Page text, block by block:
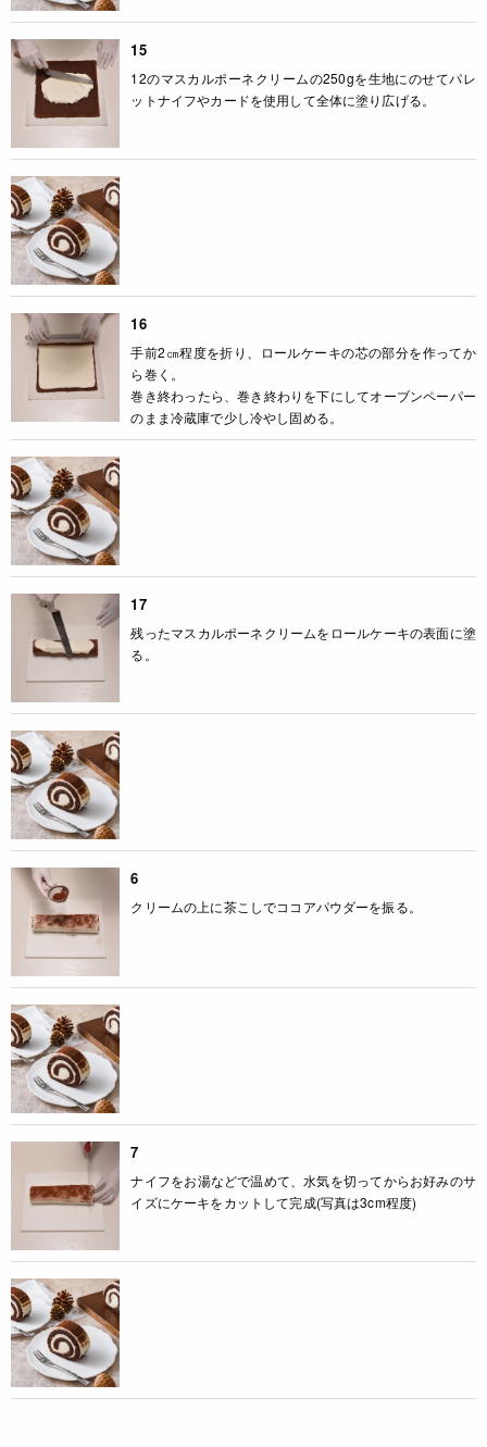
15
12のマスカルポーネクリームの250gを生地にのせてパレ
ットナイフやカードを使用して全体に塗り広げる。
16
手前2㎝程度を折り、ロールケーキの芯の部分を作ってか
ら巻く。
巻き終わったら、巻き終わりを下にしてオーブンペーパー
のまま冷蔵庫で少し冷やし固める。
17
残ったマスカルポーネクリームをロールケーキの表面に塗
る。
6
クリームの上に茶こしでココアパウダーを振る。
7
ナイフをお湯などで温めて、水気を切ってからお好みのサ
イズにケーキをカットして完成(写真は3cm程度)